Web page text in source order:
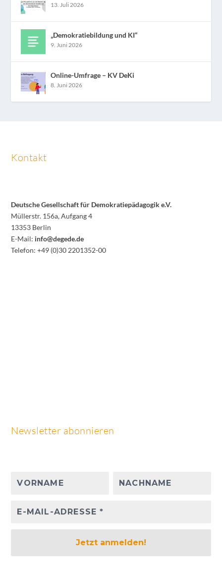
13. Juli 2026
„Demokratiebildung und KI“
9. Juni 2026
Online-Umfrage – KV DeKi
8. Juni 2026
Kontakt
Deutsche Gesellschaft für Demokratiepädagogik e.V.
Müllerstr. 156a, Aufgang 4
13353 Berlin
E-Mail: info@degede.de
Telefon: +49 (0)30 2201352-00
Newsletter abonnieren